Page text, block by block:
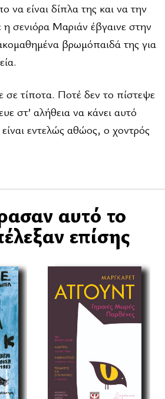
να είναι δίπλα της και να την
η σενιόρα Μαριάν έβγαινε στην
βρωμόπαιδά της για
τίποτα. Ποτέ δεν το πίστεψε
στ’ αλήθεια να κάνει αυτό
εντελώς αθώος, ο χοντρός
αυτό το
επίσης